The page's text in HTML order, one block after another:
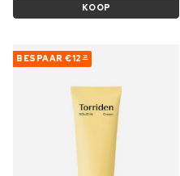
KOOP
BESPAAR €12 32